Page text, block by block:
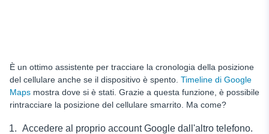
È un ottimo assistente per tracciare la cronologia della posizione
del cellulare anche se il dispositivo è spento. Timeline di Google
Maps mostra dove si è stati. Grazie a questa funzione, è possibile
rintracciare la posizione del cellulare smarrito. Ma come?
Accedere al proprio account Google dall'altro telefono.